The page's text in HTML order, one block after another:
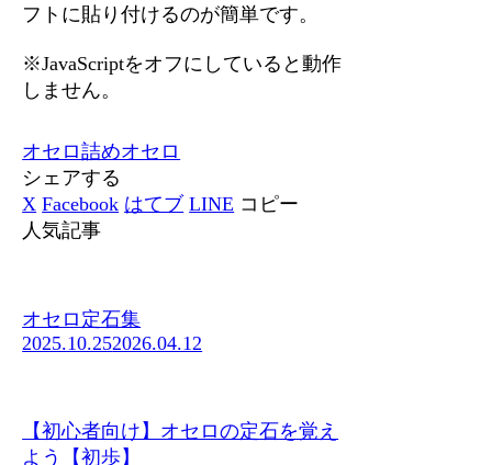
フトに貼り付けるのが簡単です。
※JavaScriptをオフにしていると動作
しません。
オセロ詰めオセロ
シェアする
X Facebook はてブ LINE コピー
人気記事
オセロ定石集
2025.10.252026.04.12
【初心者向け】オセロの定石を覚え
よう【初歩】